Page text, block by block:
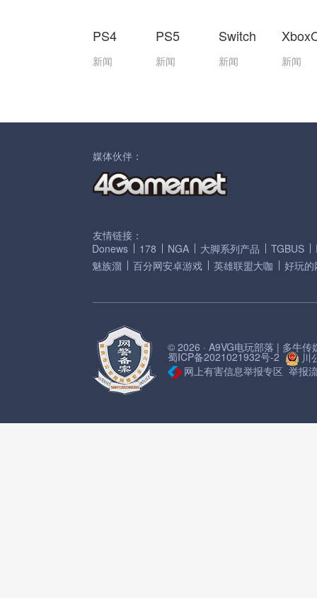
PS4
新闻
PS5
新闻
Switch
新闻 新闻
媒体伙伴：
友情链接：
Donews
178 NGA 大脚系列产品 TGBUS
魅族溜
百分网安卓游戏 英雄联盟大咖 好玩的
© 2026 · A9VG电玩部落 | 多牛传
蜀ICP备2021021932号-2
川
网上有害信息举报专区 举报